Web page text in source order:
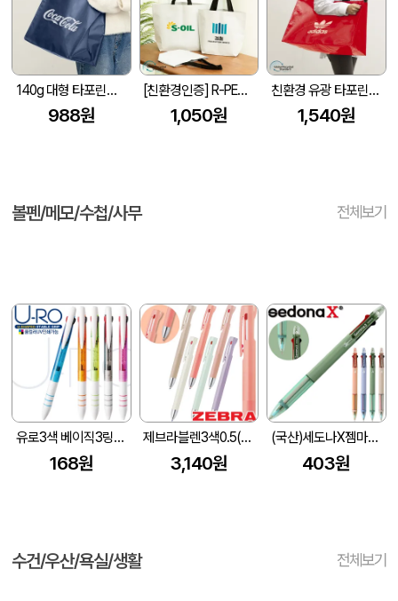
140g 대형 타포린백 네이비(레드끈) (400x250x400mm)
988원
[친환경인증] R-PET 고밀도 리유저블백 (검정내피/170g)(S~XL)
1,050원
친환경 유광 타포린백 특대형(2색) (530x300x380mm)
1,540원
볼펜/메모/수첩/사무 전체보기
유로3색 베이직3링볼펜(독일잉크/컬러인쇄가능)
168원
제브라블렌3색0.5(마카롱컬러)
3,140원
(국산)세도나X젬마니들3색(0.7mm)(독일잉크/초초저점도)
403원
수건/우산/욕실/생활 전체보기